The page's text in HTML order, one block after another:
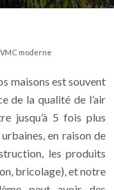
moderne
maisons est souvent
de la qualité de l’air
jusqu’à 5 fois plus
en raison de
les produits
bricolage), et notre